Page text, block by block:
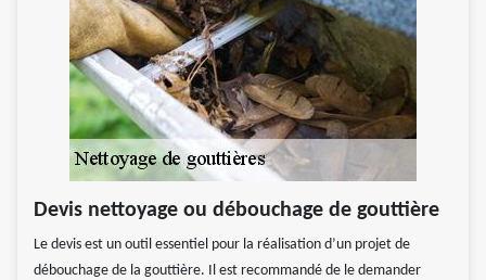
Devis nettoyage ou débouchage de gouttière
Le devis est un outil essentiel pour la réalisation d’un projet de
débouchage de la gouttière. Il est recommandé de le demander